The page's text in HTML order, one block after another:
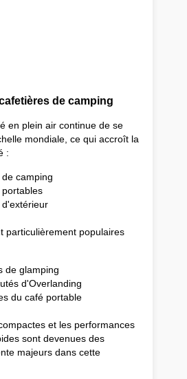
de camping
en plein air continue de se
mondiale, ce qui accroît la
:
camping
d'extérieur
particulièrement populaires
de glamping
d'Overlanding
du café portable
et les performances
sont devenues des
majeurs dans cette